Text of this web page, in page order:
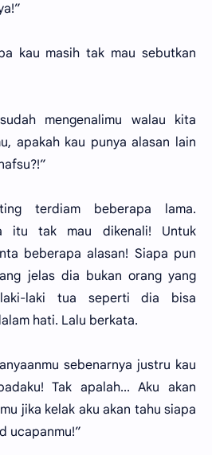
kau masih tak mau sebutkan
mengenalimu walau kita
apakah kau punya alasan lain
terdiam beberapa lama.
itu tak mau dikenali! Untuk
beberapa alasan! Siapa pun
jelas dia bukan orang yang
laki tua seperti dia bisa
hati. Lalu berkata.
sebenarnya justru kau
Tak apalah... Aku akan
jika kelak aku akan tahu siapa
ucapanmu!”